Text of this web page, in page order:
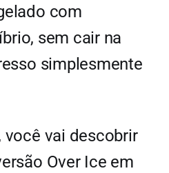
com
sem cair na
simplesmente
você vai descobrir
Over Ice em